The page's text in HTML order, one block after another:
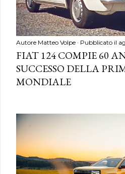
Autore Matteo Volpe Pubblicato il
FIAT 124 COMPIE 60
SUCCESSO DELLA
MONDIALE